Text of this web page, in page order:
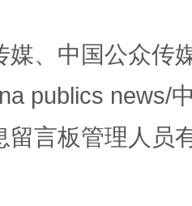
媒、中国公众传
publics news/
留言板管理人员